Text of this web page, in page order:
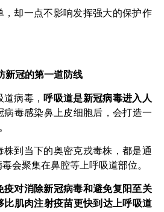
，却一点不影响发挥强大的保护作
新冠的第一道防线
病毒， 呼吸道是新冠病毒进入人
病毒感染鼻上皮细胞后，会打造一
株到当下的奥密克戎毒株，都是通
会聚集在鼻腔等上呼吸道部位。
疫对消除新冠病毒和避免复阳至关
比肌肉注射疫苗更快到达上呼吸道